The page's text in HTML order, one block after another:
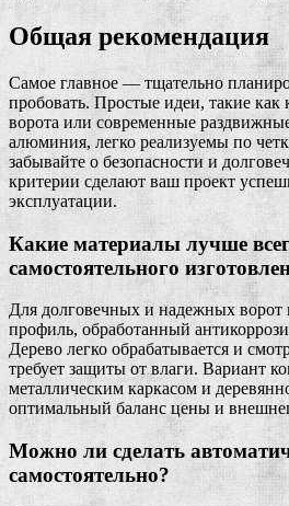
Общая рекомендация
Самое главное — тщательно
пробовать. Простые идеи, такие как
ворота или современные
алюминия, легко реализуемы по
забывайте о безопасности и
критерии сделают ваш проект
эксплуатации.
Какие материалы лучше
самостоятельного
Для долговечных и надежных ворот
профиль, обработанный
Дерево легко обрабатывается и
требует защиты от влаги. Вариант
металлическим каркасом и
оптимальный баланс цены и
Можно ли сделать
самостоятельно?